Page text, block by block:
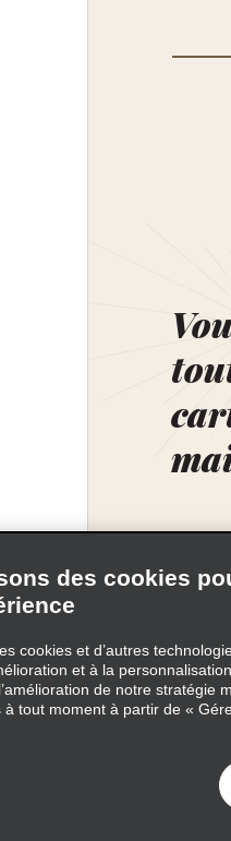
des cookies
cookies et d’autres
et à la
de notre stratégie
tout moment à partir de «